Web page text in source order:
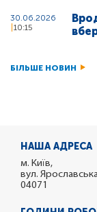
30.06.2026
10:15
БІЛЬШЕ НОВИН
НАША АДРЕСА
м. Київ,
вул.
04071